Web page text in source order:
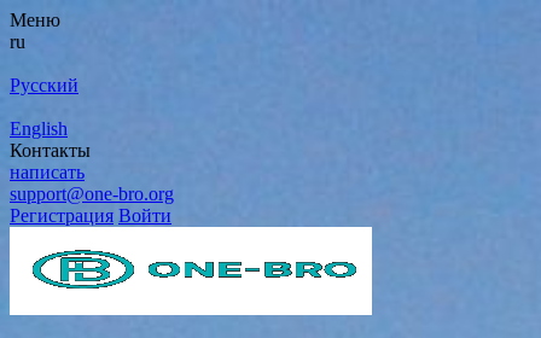
Меню
ru
Русский
English
Контакты
написать
support@one-bro.org
Регистрация Войти